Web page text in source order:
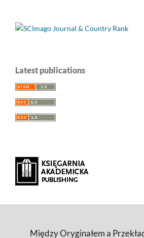
Latest publications
Między Oryginałem a